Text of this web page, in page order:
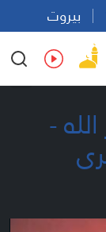
بيروت
Ar En Fr Es
-